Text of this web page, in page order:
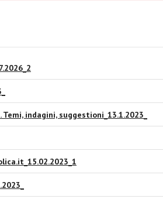
indagini, suggestioni_13.1.2023_